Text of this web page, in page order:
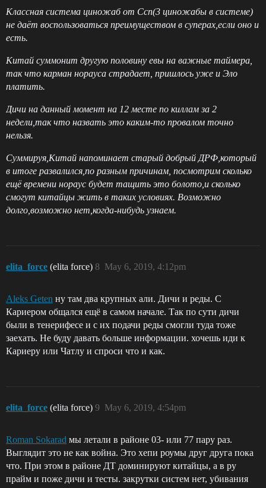
Классная система циножаб от Ссп(3 циножабы в системе)
не даёт воспользоваться преимуществом в суперах,если оно и
есть.
Китай суммонит другую половину евы на важные таймера,
так что карман норауса страдает, пришлось уже и Эло
платить.
Дичи на данный момент на 12 месте по киллам за 2
недели,так что назвать это каким-то провалом точно
нельзя.
Суммируя,Китай напоминает старый добрый ДРФ,который
в итоге развалился,по разным причинам, посмотрим сколько
ещё времени нораус будет тащить это болото,и сколько
смогут китайцы жить в таких условиях. Возможно
долго,возможно нет,когда-нибудь узнаем.
elita_force (elita force) May 6, 2019, 4:12pm
8
Aleks Geten ну там два крупных али. Дичи и реды. С
Кариером общался ещё в самом начале. Так по сути дичи
были в тенерифесе и с их подачи реды смогли туда тоже
заехать. Не буду давать больше информации. хочешь иди к
Кариеру или Чатлу и спроси что и как.
elita_force (elita force) May 6, 2019, 4:54pm
9
Roman Sokarad мы летали в районе 03- или 77 пару раз.
Выглядит это не как война. Это хепи роумы друг друга пока
что. При этом в районе ДТ доминируют китайцы, а в ру
прайм и поже дичи и тесты. закрутки систем нет, убивания